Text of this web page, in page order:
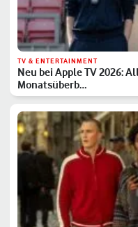
TV & ENTERTAINMENT
Neu bei Apple TV 2026:
Monatsüberb…